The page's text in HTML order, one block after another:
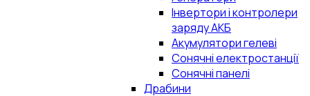
Інвертори і контролери
заряду АКБ
Акумулятори гелеві
Сонячні електростанції
Сонячні панелі
Драбини